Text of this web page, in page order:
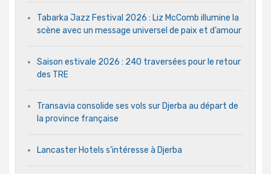
Tabarka Jazz Festival 2026 : Liz McComb illumine la
scène avec un message universel de paix et d’amour
Saison estivale 2026 : 240 traversées pour le retour
des TRE
Transavia consolide ses vols sur Djerba au départ de
la province française
Lancaster Hotels s’intéresse à Djerba